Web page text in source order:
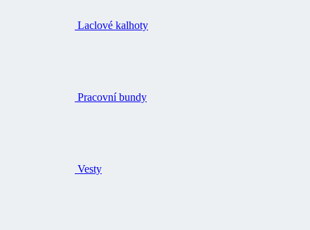
Laclové kalhoty
Pracovní bundy
Vesty